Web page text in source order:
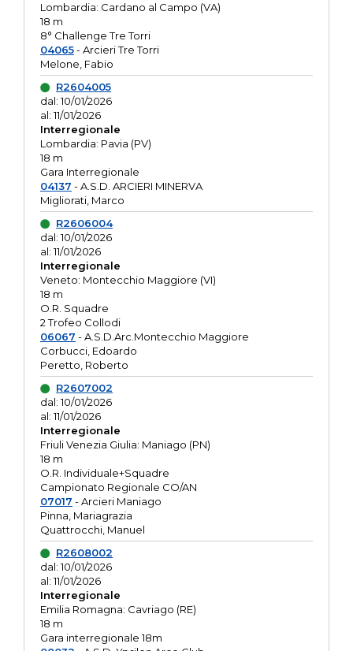
Lombardia: Cardano al Campo (VA)
18 m
8° Challenge Tre Torri
04065- Arcieri Tre Torri
Melone, Fabio
R2604005
dal: 10/01/2026
al: 11/01/2026
Interregionale
Lombardia: Pavia (PV)
18 m
Gara Interregionale
04137 - A.S.D. ARCIERI MINERVA
Migliorati, Marco
R2606004
dal: 10/01/2026
al: 11/01/2026
Interregionale
Veneto: Montecchio Maggiore (VI)
18 m
O.R. Squadre
2 Trofeo Collodi
06067 - A.S.D.Arc.Montecchio Maggiore
Corbucci, Edoardo
Peretto, Roberto
R2607002
dal: 10/01/2026
al: 11/01/2026
Interregionale
Friuli Venezia Giulia: Maniago (PN)
18 m
O.R. Individuale+Squadre
Campionato Regionale CO/AN
07017 - Arcieri Maniago
Pinna, Mariagrazia
Quattrocchi, Manuel
R2608002
dal: 10/01/2026
al: 11/01/2026
Interregionale
Emilia Romagna: Cavriago (RE)
18 m
Gara interregionale 18m